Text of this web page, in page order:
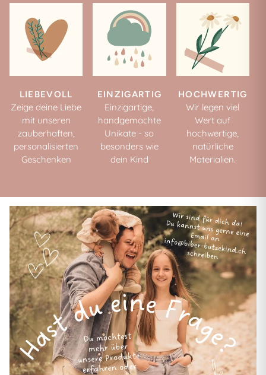
LIEBEVOLL
Zeige deine Liebe
mit unseren
zauberhaften,
personalisierten
Geschenken
EINZIGARTIG
Einzigartige,
handgemachte
Unikate - so
besonders wie
dein Kind
HOCHWERTIG
Wir legen viel
Wert auf
hochwertige,
natürliche
Materialien.